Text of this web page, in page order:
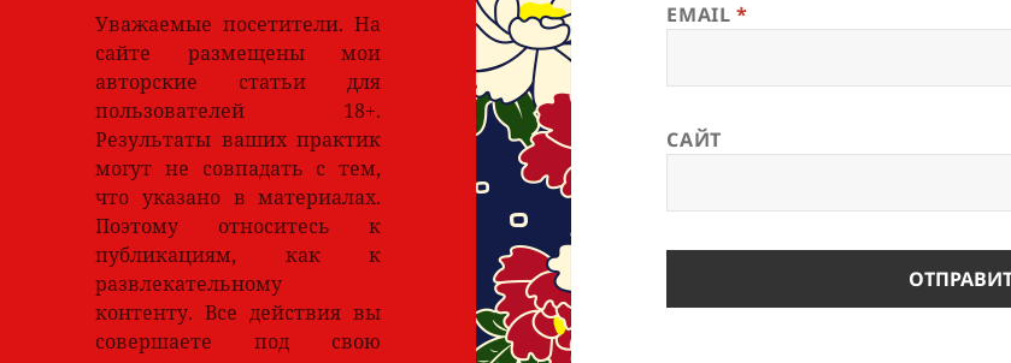
Уважаемые посетители. На
сайте размещены мои
авторские статьи для
пользователей 18+.
Результаты ваших практик
могут не совпадать с тем,
что указано в материалах.
Поэтому относитесь к
публикациям, как к
развлекательному
контенту. Все действия вы
совершаете под свою
EMAIL*
САЙТ